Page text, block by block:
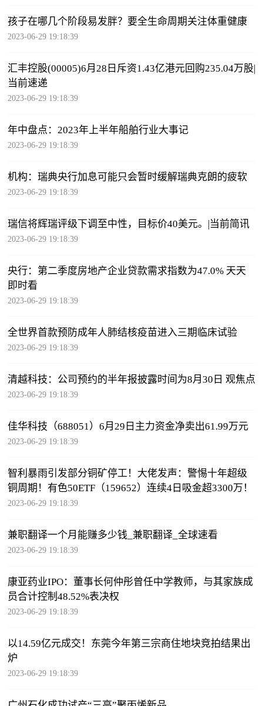
孩子在哪几个阶段易发胖？要全生命周期关注体重健康
2023-06-29 19:18:39
汇丰控股(00005)6月28日斥资1.43亿港元回购235.04万股|
当前速递
2023-06-29 19:18:39
年中盘点：2023年上半年船舶行业大事记
2023-06-29 19:18:39
机构：瑞典央行加息可能只会暂时缓解瑞典克朗的疲软
2023-06-29 19:18:39
瑞信将辉瑞评级下调至中性，目标价40美元。|当前简讯
2023-06-29 19:18:39
央行：第二季度房地产企业贷款需求指数为47.0% 天天
即时看
2023-06-29 19:18:39
全世界首款预防成年人肺结核疫苗进入三期临床试验
2023-06-29 19:18:39
清越科技：公司预约的半年报披露时间为8月30日 观焦点
2023-06-29 19:18:39
佳华科技（688051）6月29日主力资金净卖出61.99万元
2023-06-29 19:18:39
智利暴雨引发部分铜矿停工！大佬发声：警惕十年超级
铜周期！有色50ETF（159652）连续4日吸金超3300万！
2023-06-29 19:18:39
兼职翻译一个月能赚多少钱_兼职翻译_全球速看
2023-06-29 19:18:39
康亚药业IPO：董事长何仲彤曾任中学教师，与其家族成
员合计控制48.52%表决权
2023-06-29 19:18:39
以14.59亿元成交！东莞今年第三宗商住地块竞拍结果出
炉
2023-06-29 19:18:39